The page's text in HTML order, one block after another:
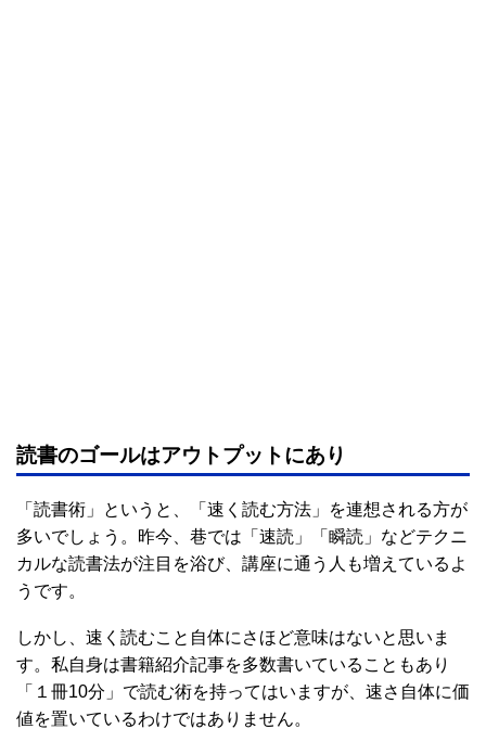
読書のゴールはアウトプットにあり
「読書術」というと、「速く読む方法」を連想される方が
多いでしょう。昨今、巷では「速読」「瞬読」などテクニ
カルな読書法が注目を浴び、講座に通う人も増えているよ
うです。
しかし、速く読むこと自体にさほど意味はないと思いま
す。私自身は書籍紹介記事を多数書いていることもあり
「１冊10分」で読む術を持ってはいますが、速さ自体に価
値を置いているわけではありません。